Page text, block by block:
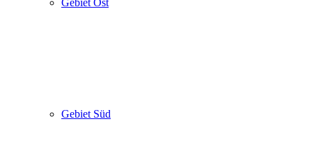
Gebiet Ost
Gebiet Süd